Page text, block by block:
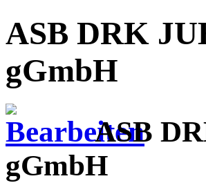
ASB DRK
gGmbH
ASB
gGmbH